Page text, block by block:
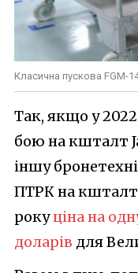
Класична пускова FGM-
Так, якщо у
бою на кшталт
іншу
ПТРК на кшталт
рокуціна на
доларів для